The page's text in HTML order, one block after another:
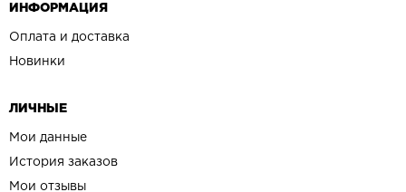
ИНФОРМАЦИЯ
Оплата и доставка
Новинки
ЛИЧНЫЕ
Мои данные
История заказов
Мои отзывы